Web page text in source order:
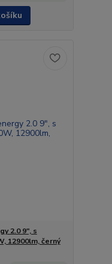
2.0 9", s
12900lm, černý